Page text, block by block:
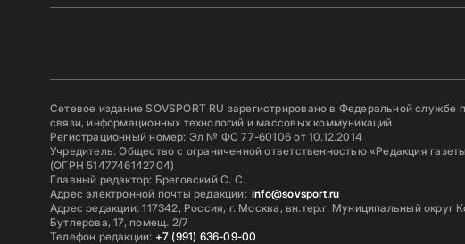
Сетевое издание SOVSPORT RU зарегистрировано в Федеральной службе
связи, информационных технологий и массовых коммуникаций.
Регистрационный номер: Эл № ФС 77-60106 от 10.12.2014
Учредитель: Общество с ограниченной ответственностью «Редакция
(ОГРН 5147746142704)
Главный редактор: Бреговский С. С.
Адрес электронной почты редакции: info@sovsport.ru
Адрес редакции: 117342, Россия, г. Москва, вн.тер.г. Муниципальный округ
Бутлерова, 17, помещ. 2/7
Телефон редакции: +7 (991) 636-09-00